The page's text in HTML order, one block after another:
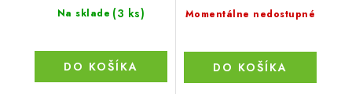
Na sklade (3 ks)
DO KOŠÍKA
Momentálne nedostupné
DO KOŠÍKA